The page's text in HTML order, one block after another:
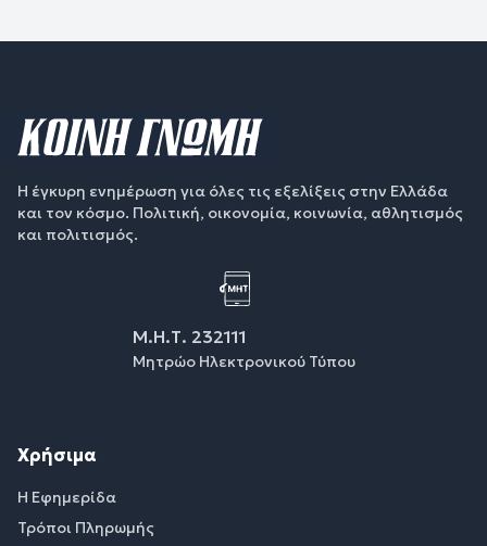
Η έγκυρη ενημέρωση για όλες τις εξελίξεις στην Ελλάδα
και τον κόσμο. Πολιτική, οικονομία, κοινωνία, αθλητισμός
και πολιτισμός.
Μ.Η.Τ. 232111
Μητρώο Ηλεκτρονικού Τύπου
Χρήσιμα
Η Εφημερίδα
Τρόποι Πληρωμής